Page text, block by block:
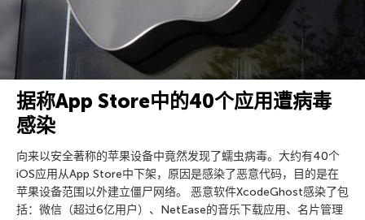
据称App Store中的40个应用遭病毒
感染
向来以安全著称的苹果设备中竟然发现了蠕虫病毒。大约有40个
iOS应用从App Store中下架，原因是感染了恶意代码，目的是在
苹果设备范围以外建立僵尸网络。 恶意软件XcodeGhost感染了包
括：微信（超过6亿用户）、NetEase的音乐下载应用、名片管理